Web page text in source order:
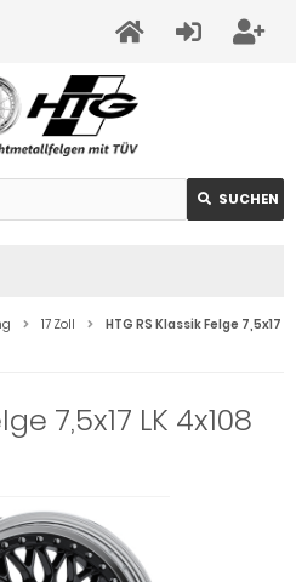
SUCHEN
17 Zoll
HTG RS Klassik Felge 7,5x17
7,5x17 LK 4x108